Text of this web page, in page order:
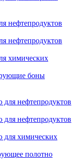
нефтепродуктов
нефтепродуктов
химических
боны
нефтепродуктов
нефтепродуктов
для химических
полотно